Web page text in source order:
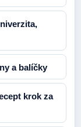
a balíčky
krok za